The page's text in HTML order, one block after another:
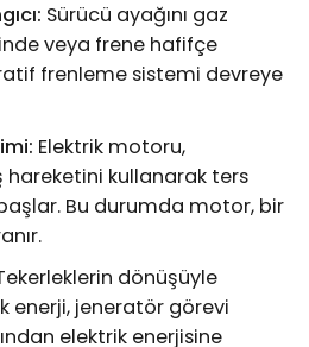
Sürücü ayağını gaz
veya frene hafifçe
frenleme sistemi devreye
Elektrik motoru,
hareketini kullanarak ters
Bu durumda motor, bir
dönüşüyle
enerji, jeneratör görevi
elektrik enerjisine